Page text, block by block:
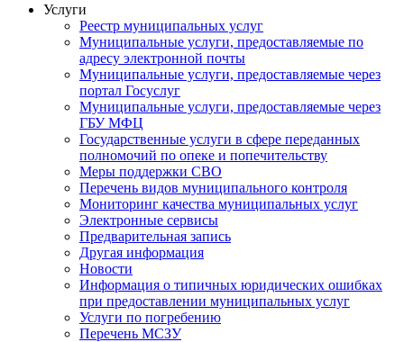
Услуги
Реестр муниципальных услуг
Муниципальные услуги, предоставляемые по
адресу электронной почты
Муниципальные услуги, предоставляемые через
портал Госуслуг
Муниципальные услуги, предоставляемые через
ГБУ МФЦ
Государственные услуги в сфере переданных
полномочий по опеке и попечительству
Меры поддержки СВО
Перечень видов муниципального контроля
Мониторинг качества муниципальных услуг
Электронные сервисы
Предварительная запись
Другая информация
Новости
Информация о типичных юридических ошибках
при предоставлении муниципальных услуг
Услуги по погребению
Перечень МСЗУ